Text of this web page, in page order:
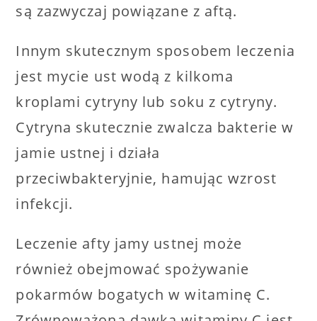
są zazwyczaj powiązane z aftą.
Innym skutecznym sposobem leczenia
jest mycie ust wodą z kilkoma
kroplami cytryny lub soku z cytryny.
Cytryna skutecznie zwalcza bakterie w
jamie ustnej i działa
przeciwbakteryjnie, hamując wzrost
infekcji.
Leczenie afty jamy ustnej może
również obejmować spożywanie
pokarmów bogatych w witaminę C.